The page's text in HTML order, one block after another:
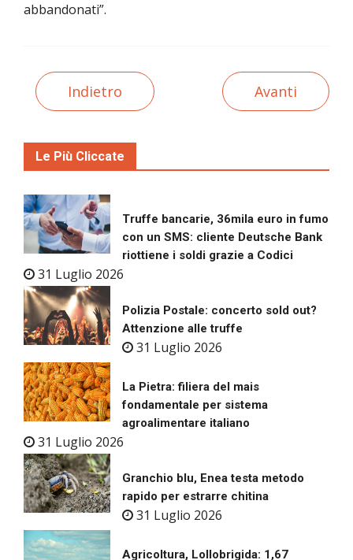
abbandonati”.
Indietro Avanti
Le Più Cliccate
Truffe bancarie, 36mila euro in fumo
con un SMS: cliente Deutsche Bank
riottiene i soldi grazie a Codici
31 Luglio 2026
Polizia Postale: concerto sold out?
Attenzione alle truffe
31 Luglio 2026
La Pietra: filiera del mais
fondamentale per sistema
agroalimentare italiano
31 Luglio 2026
Granchio blu, Enea testa metodo
rapido per estrarre chitina
31 Luglio 2026
Agricoltura, Lollobrigida: 1,67